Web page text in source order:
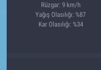
Rüzgar: 9 km/h
Yağış Olasılığı: %87
Kar Olasılığı: %34